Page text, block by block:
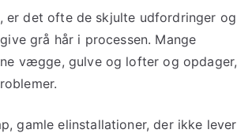
er det ofte de skjulte udfordringer og
grå hår i processen. Mange
vægge, gulve og lofter og opdager,
gamle elinstallationer, der ikke lever